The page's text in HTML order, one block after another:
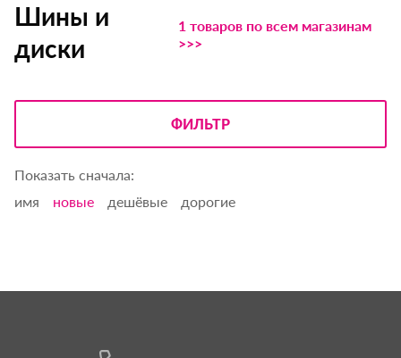
Шины и
диски
1 товаров по всем магазинам
>>>
ФИЛЬТР
Показать сначала:
имя
новые дешёвые дорогие